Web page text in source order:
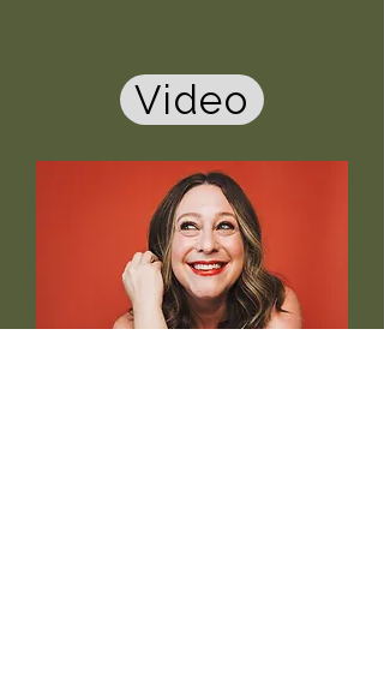
Video